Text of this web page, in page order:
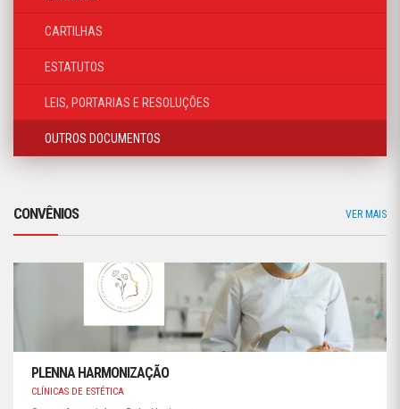
CARTILHAS
ESTATUTOS
LEIS, PORTARIAS E RESOLUÇÕES
OUTROS DOCUMENTOS
CONVÊNIOS VER MAIS
PLENNA HARMONIZAÇÃO
CLÍNICAS DE ESTÉTICA